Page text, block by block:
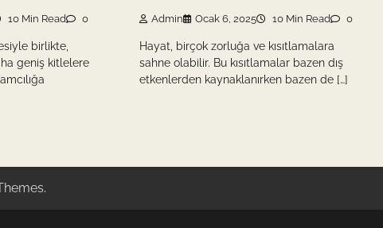
10 Min Read 0
birlikte,
geniş kitlelere
Admin Ocak 6, 2025 10 Min Read 0
Hayat, birçok zorluğa ve kısıtlamalara
sahne olabilir. Bu kısıtlamalar bazen dış
etkenlerden kaynaklanırken bazen de […]
.